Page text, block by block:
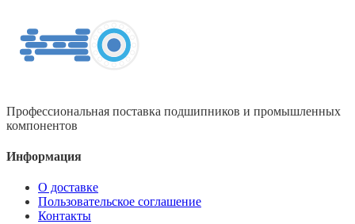
Профессиональная поставка подшипников и промышленных
компонентов
Информация
О доставке
Пользовательское соглашение
Контакты